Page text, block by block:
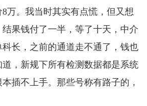
万。我当时其实有点慌，但又想
果钱付了一半，等了十天，中介
长，之前的通道走不通了，钱也
，新规下所有检测数据都是系统
插不上手。那些号称有路子的，